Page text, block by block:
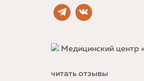
Медицинский центр
читать отзывы